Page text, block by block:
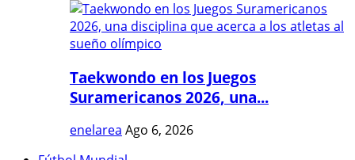
Taekwondo en los Juegos
Suramericanos 2026, una...
enelarea Ago 6, 2026